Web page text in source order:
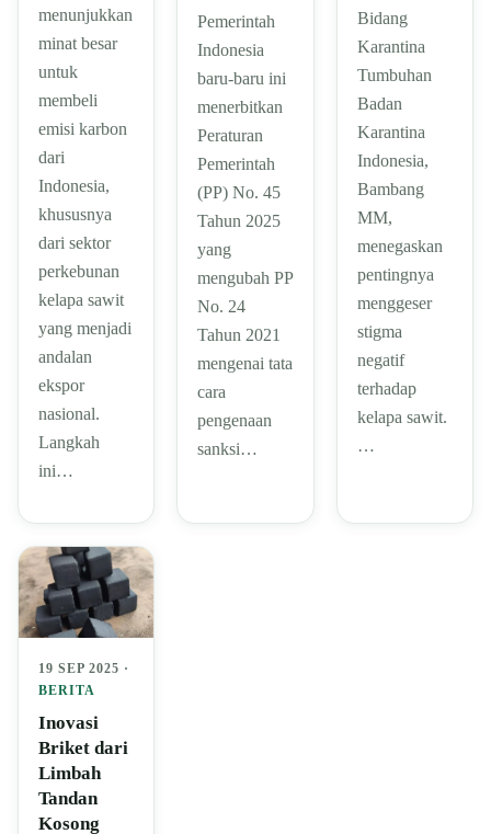
menunjukkan
minat besar
untuk
membeli
emisi karbon
dari
Indonesia,
khususnya
dari sektor
perkebunan
kelapa sawit
yang menjadi
andalan
ekspor
nasional.
Langkah
ini…
Pemerintah
Indonesia
baru-baru ini
menerbitkan
Peraturan
Pemerintah
(PP) No. 45
Tahun 2025
yang
mengubah PP
No. 24
Tahun 2021
mengenai tata
cara
pengenaan
sanksi…
Bidang
Karantina
Tumbuhan
Badan
Karantina
Indonesia,
Bambang
MM,
menegaskan
pentingnya
menggeser
stigma
negatif
terhadap
kelapa sawit.
…
19 SEP 2025 ·
BERITA
Inovasi
Briket dari
Limbah
Tandan
Kosong